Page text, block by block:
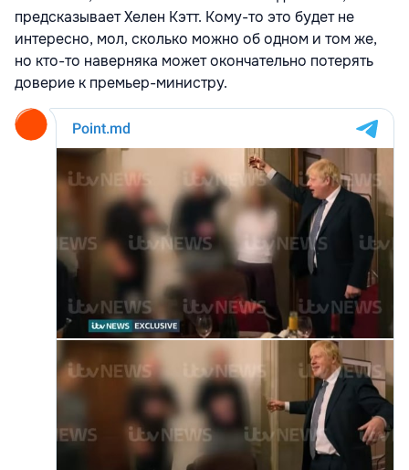
предсказывает Хелен Кэтт. Кому-то это будет не
интересно, мол, сколько можно об одном и том же,
но кто-то наверняка может окончательно потерять
доверие к премьер-министру.